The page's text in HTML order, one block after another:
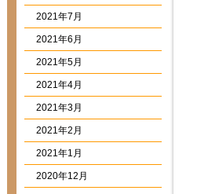
2021年7月
2021年6月
2021年5月
2021年4月
2021年3月
2021年2月
2021年1月
2020年12月